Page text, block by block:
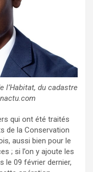
l’Habitat, du cadastre
qui ont été traités
de la Conservation
aussi bien pour le
; si l’on y ajoute les
le 09 février dernier,